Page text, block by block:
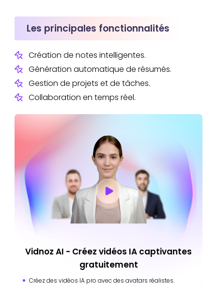
Les principales fonctionnalités
Création de notes intelligentes.
Génération automatique de résumés.
Gestion de projets et de tâches.
Collaboration en temps réel.
Vidnoz AI - Créez vidéos IA captivantes
gratuitement
Créez des vidéos IA pro avec des avatars réalistes.